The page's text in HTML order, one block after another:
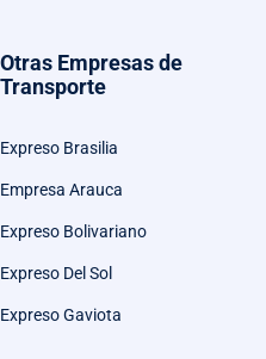
Otras Empresas de
Transporte
Expreso Brasilia
Empresa Arauca
Expreso Bolivariano
Expreso Del Sol
Expreso Gaviota